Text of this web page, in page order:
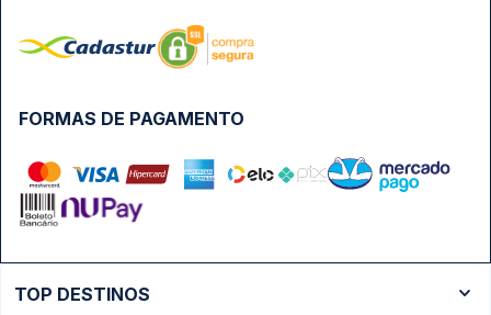
FORMAS DE PAGAMENTO
TOP DESTINOS